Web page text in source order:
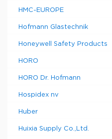
HMC-EUROPE
Hofmann Glastechnik
Honeywell Safety Products
HORO
HORO Dr. Hofmann
Hospidex nv
Huber
Huixia Supply Co.,Ltd.